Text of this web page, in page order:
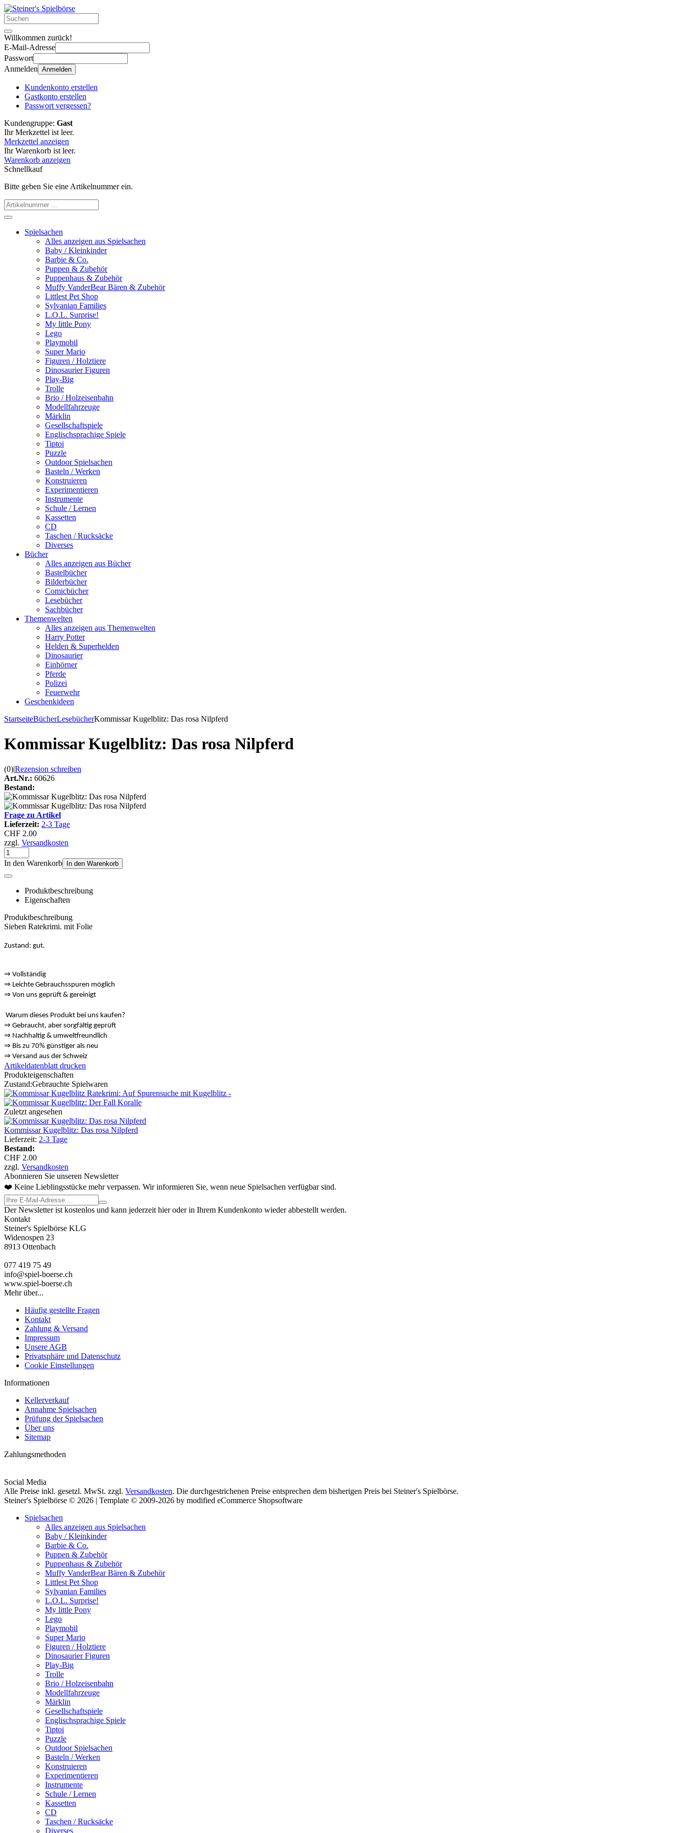
Willkommen zurück!
E-Mail-Adresse
Passwort
Anmelden Anmelden
Kundenkonto erstellen
Gastkonto erstellen
Passwort vergessen?
Kundengruppe: Gast
Ihr Merkzettel ist leer.
Merkzettel anzeigen
Ihr Warenkorb ist leer.
Warenkorb anzeigen
Schnellkauf
Bitte geben Sie eine Artikelnummer ein.
Spielsachen
Alles anzeigen aus Spielsachen
Baby / Kleinkinder
Barbie & Co.
Puppen & Zubehör
Puppenhaus & Zubehör
Muffy VanderBear Bären & Zubehör
Littlest Pet Shop
Sylvanian Families
L.O.L. Surprise!
My little Pony
Lego
Playmobil
Super Mario
Figuren / Holztiere
Dinosaurier Figuren
Play-Big
Trolle
Brio / Holzeisenbahn
Modellfahrzeuge
Märklin
Gesellschaftspiele
Englischsprachige Spiele
Tiptoi
Puzzle
Outdoor Spielsachen
Basteln / Werken
Konstruieren
Experimentieren
Instrumente
Schule / Lernen
Kassetten
CD
Taschen / Rucksäcke
Diverses
Bücher
Alles anzeigen aus Bücher
Bastelbücher
Bilderbücher
Comicbücher
Lesebücher
Sachbücher
Themenwelten
Alles anzeigen aus Themenwelten
Harry Potter
Helden & Superhelden
Dinosaurier
Einhörner
Pferde
Polizei
Feuerwehr
Geschenkideen
StartseiteBücherLesebücherKommissar Kugelblitz: Das rosa Nilpferd
Kommissar Kugelblitz: Das rosa Nilpferd
(0)|Rezension schreiben
Art.Nr.: 60626
Bestand:
Frage zu Artikel
Lieferzeit: 2-3 Tage
CHF 2.00
zzgl. Versandkosten
In den Warenkorb In den Warenkorb
Produktbeschreibung
Eigenschaften
Produktbeschreibung
Sieben Ratekrimi. mit Folie
Zustand: gut.
⇒ Vollständig
⇒ ️ Leichte Gebrauchsspuren möglich
⇒ Von uns geprüft & gereinigt
Warum dieses Produkt bei uns kaufen?
⇒ ️ Gebraucht, aber sorgfältig geprüft
⇒ ️ Nachhaltig & umweltfreundlich
⇒ Bis zu 70% günstiger als neu
⇒ ️ Versand aus der Schweiz
Artikeldatenblatt drucken
Produkteigenschaften
Zustand:Gebrauchte Spielwaren
Zuletzt angesehen
Kommissar Kugelblitz: Das rosa Nilpferd
Lieferzeit: 2-3 Tage
Bestand:
CHF 2.00
zzgl. Versandkosten
Abonnieren Sie unseren Newsletter
❤️ Keine Lieblingsstücke mehr verpassen. Wir informieren Sie, wenn neue Spielsachen verfügbar sind.
Der Newsletter ist kostenlos und kann jederzeit hier oder in Ihrem Kundenkonto wieder abbestellt werden.
Kontakt
Steiner's Spielbörse KLG
Widenospen 23
8913 Ottenbach
077 419 75 49
info@spiel-boerse.ch
www.spiel-boerse.ch
Mehr über...
Häufig gestellte Fragen
Kontakt
Zahlung & Versand
Impressum
Unsere AGB
Privatsphäre und Datenschutz
Cookie Einstellungen
Informationen
Kellerverkauf
Annahme Spielsachen
Prüfung der Spielsachen
Über uns
Sitemap
Zahlungsmethoden
Social Media
Alle Preise inkl. gesetzl. MwSt. zzgl. Versandkosten. Die durchgestrichenen Preise entsprechen dem bisherigen Preis bei Steiner's Spielbörse.
Steiner's Spielbörse © 2026 | Template © 2009-2026 by modified eCommerce Shopsoftware
Spielsachen
Alles anzeigen aus Spielsachen
Baby / Kleinkinder
Barbie & Co.
Puppen & Zubehör
Puppenhaus & Zubehör
Muffy VanderBear Bären & Zubehör
Littlest Pet Shop
Sylvanian Families
L.O.L. Surprise!
My little Pony
Lego
Playmobil
Super Mario
Figuren / Holztiere
Dinosaurier Figuren
Play-Big
Trolle
Brio / Holzeisenbahn
Modellfahrzeuge
Märklin
Gesellschaftspiele
Englischsprachige Spiele
Tiptoi
Puzzle
Outdoor Spielsachen
Basteln / Werken
Konstruieren
Experimentieren
Instrumente
Schule / Lernen
Kassetten
CD
Taschen / Rucksäcke
Diverses